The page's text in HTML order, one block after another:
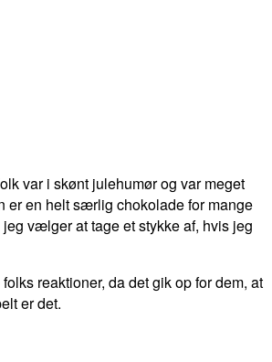
var i skønt julehumør og var meget
er en helt særlig chokolade for mange
vælger at tage et stykke af, hvis jeg
reaktioner, da det gik op for dem, at
er det.